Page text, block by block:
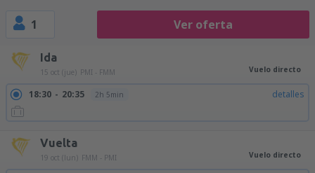
1 Ver oferta
Ida
15 oct (jue) PMI - FMM Vuelo directo
18:30 20:35 2h 5min detalles
Vuelta
19 oct (lun) FMM - PMI Vuelo directo